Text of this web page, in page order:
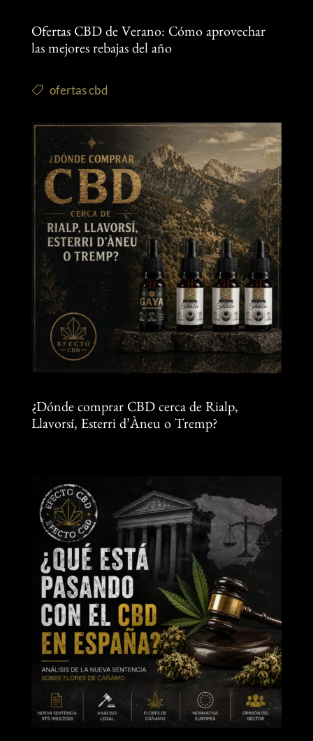
Ofertas CBD de Verano: Cómo aprovechar
las mejores rebajas del año
ofertas cbd
¿Dónde comprar CBD cerca de Rialp,
Llavorsí, Esterri d’Àneu o Tremp?